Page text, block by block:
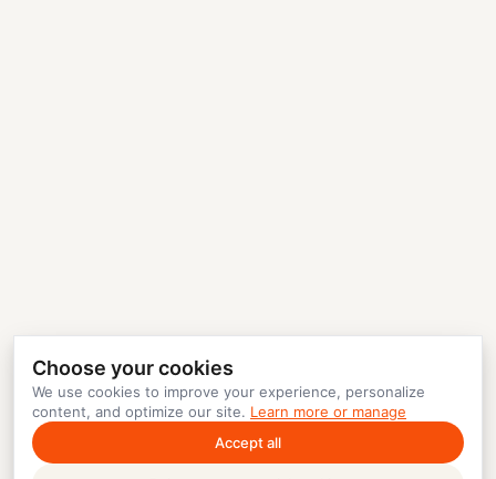
Choose your cookies
We use cookies to improve your experience, personalize
content, and optimize our site. Learn more or manage
Accept all